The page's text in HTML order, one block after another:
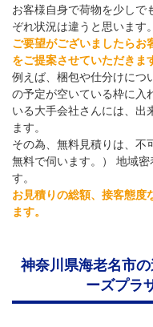
お客様自身で荷物を少しで
ぞれ状況は違うと思います。
ご要望がございましたらお
をご提案させていただきま
例えば、梱包や仕分けにつ
の予定が空いている枠に入
いる大手会社さんには、出
ます。
その為、無料見積りは、不
無料で伺います。） 地域
す。
お見積りの総額、接客態度
ます。
神奈川県海老名市
ーズプラ